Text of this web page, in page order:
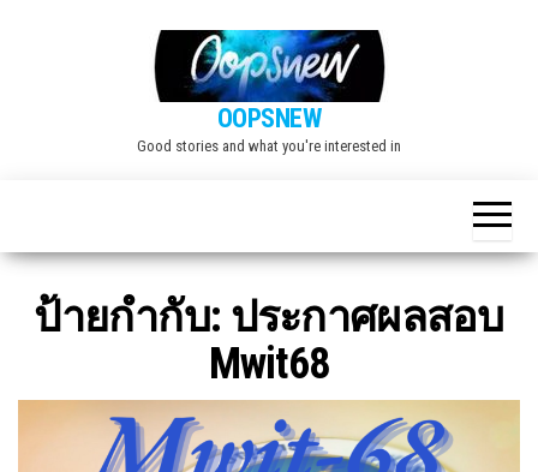
OOPSNEW
Good stories and what you're interested in
ป้ายกำกับ: ประกาศผลสอบ
Mwit68